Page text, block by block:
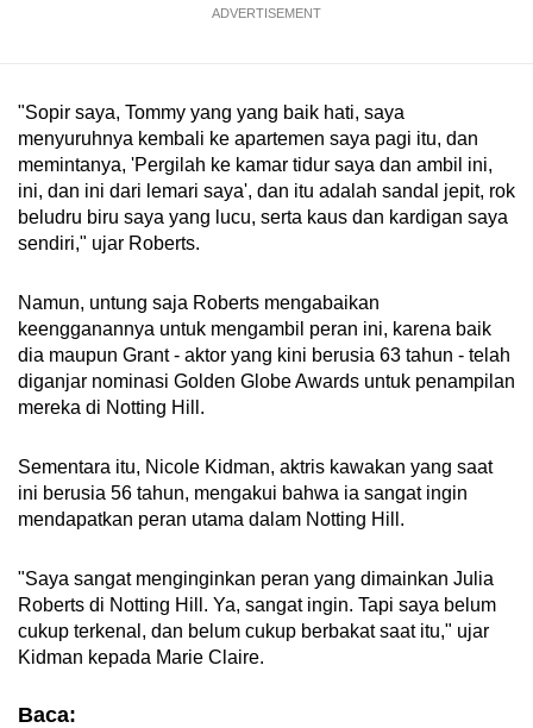
ADVERTISEMENT
"Sopir saya, Tommy yang yang baik hati, saya
menyuruhnya kembali ke apartemen saya pagi itu, dan
memintanya, 'Pergilah ke kamar tidur saya dan ambil ini,
ini, dan ini dari lemari saya', dan itu adalah sandal jepit, rok
beludru biru saya yang lucu, serta kaus dan kardigan saya
sendiri," ujar Roberts.
Namun, untung saja Roberts mengabaikan
keengganannya untuk mengambil peran ini, karena baik
dia maupun Grant - aktor yang kini berusia 63 tahun - telah
diganjar nominasi Golden Globe Awards untuk penampilan
mereka di Notting Hill.
Sementara itu, Nicole Kidman, aktris kawakan yang saat
ini berusia 56 tahun, mengakui bahwa ia sangat ingin
mendapatkan peran utama dalam Notting Hill.
"Saya sangat menginginkan peran yang dimainkan Julia
Roberts di Notting Hill. Ya, sangat ingin. Tapi saya belum
cukup terkenal, dan belum cukup berbakat saat itu," ujar
Kidman kepada Marie Claire.
Baca: